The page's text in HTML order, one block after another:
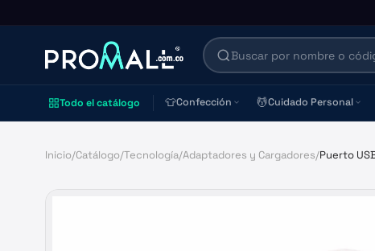
Todo el catálogo 👕Confección 💆Cuidado Personal
Inicio/Catálogo/Tecnología/Adaptadores y Cargadores/Puerto